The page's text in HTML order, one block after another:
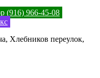
(916) 966-45-08
Хлебников переулок,